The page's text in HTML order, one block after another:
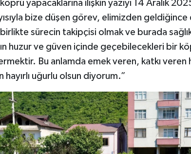
yapacaklarına ilişkin yazıyı 14 Aralık
bize düşen görev, elimizden
birlikte sürecin takipçisi olmak ve burada
huzur ve güven içinde geçebilecekleri bir
Bu anlamda emek veren, katkı
uğurlu olsun diyorum.”